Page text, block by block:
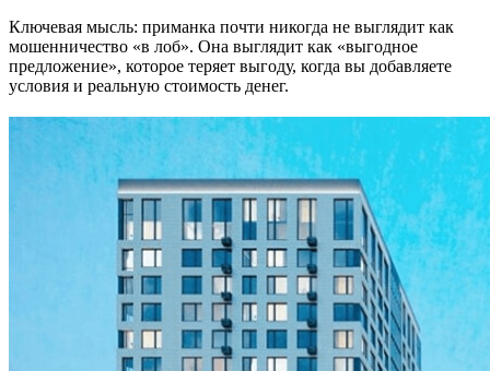
Ключевая мысль: приманка почти никогда не выглядит как
мошенничество «в лоб». Она выглядит как «выгодное
предложение», которое теряет выгоду, когда вы добавляете
условия и реальную стоимость денег.